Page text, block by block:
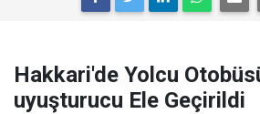
Hakkari'de Yolcu
uyuşturucu Ele Geçirildi